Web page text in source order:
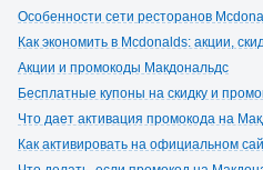
Особенности сети ресторанов
Как экономить в Mcdonalds: акции,
Акции и промокоды Макдональдс
Бесплатные купоны на скидку и
Что дает активация промокода на
Как активировать на официальном